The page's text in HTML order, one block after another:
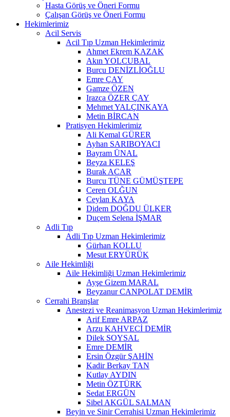
Hasta Görüş ve Öneri Formu
Çalışan Görüş ve Öneri Formu
Hekimlerimiz
Acil Servis
Acil Tıp Uzman Hekimlerimiz
Ahmet Ekrem KAZAK
Akın YOLCUBAL
Burcu DENİZLİOĞLU
Emre ÇAY
Gamze ÖZEN
Irazca ÖZER ÇAY
Mehmet YALÇINKAYA
Metin BİRCAN
Pratisyen Hekimlerimiz
Ali Kemal GÜRER
Ayhan SARIBOYACI
Bayram ÜNAL
Beyza KELEŞ
Burak ACAR
Burcu TÜNE GÜMÜŞTEPE
Ceren OLĞUN
Ceylan KAYA
Didem DOĞDU ÜLKER
Duçem Selena İŞMAR
Adli Tıp
Adli Tıp Uzman Hekimlerimiz
Gürhan KOLLU
Mesut ERYÜRÜK
Aile Hekimliği
Aile Hekimliği Uzman Hekimlerimiz
Ayşe Gizem MARAL
Beyzanur CANPOLAT DEMİR
Cerrahi Branşlar
Anestezi ve Reanimasyon Uzman Hekimlerimiz
Arif Emre ARPAZ
Arzu KAHVECİ DEMİR
Dilek SOYSAL
Emre DEMİR
Ersin Özgür ŞAHİN
Kadir Berkay TAN
Kutlay AYDIN
Metin ÖZTÜRK
Sedat ERGÜN
Sibel AKGÜL SALMAN
Beyin ve Sinir Cerrahisi Uzman Hekimlerimiz